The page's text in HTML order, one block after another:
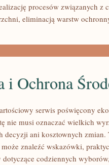
procesów związanych z
eliminacją warstw
i Ochrona
serwis poświęcony
nie musi oznaczać wielkich
decyzji ani kosztownych zmian.
znaleźć wskazówki,
dotyczące codziennych